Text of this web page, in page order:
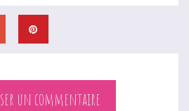
un commentaire